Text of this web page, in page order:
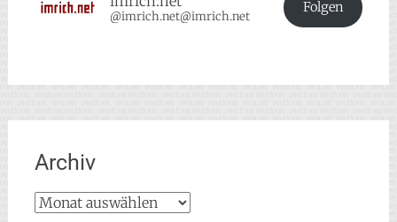
@imrich.net@imrich.net
Folgen
Archiv
Archiv